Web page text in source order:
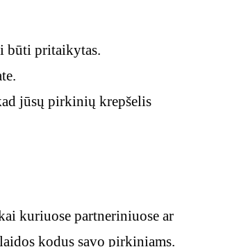
būti pritaikytas.
jūsų pirkinių krepšelis
kuriuose partneriniuose ar
kodus savo pirkiniams.